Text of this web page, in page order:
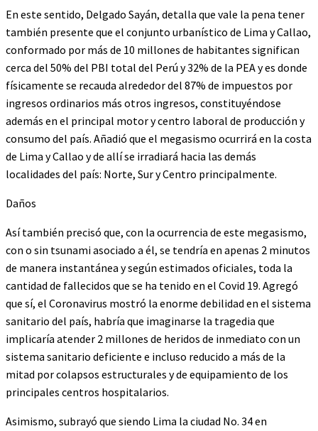
En este sentido, Delgado Sayán, detalla que vale la pena tener
también presente que el conjunto urbanístico de Lima y Callao,
conformado por más de 10 millones de habitantes significan
cerca del 50% del PBI total del Perú y 32% de la PEA y es donde
físicamente se recauda alrededor del 87% de impuestos por
ingresos ordinarios más otros ingresos, constituyéndose
además en el principal motor y centro laboral de producción y
consumo del país. Añadió que el megasismo ocurrirá en la costa
de Lima y Callao y de allí se irradiará hacia las demás
localidades del país: Norte, Sur y Centro principalmente.
Daños
Así también precisó que, con la ocurrencia de este megasismo,
con o sin tsunami asociado a él, se tendría en apenas 2 minutos
de manera instantánea y según estimados oficiales, toda la
cantidad de fallecidos que se ha tenido en el Covid 19. Agregó
que sí, el Coronavirus mostró la enorme debilidad en el sistema
sanitario del país, habría que imaginarse la tragedia que
implicaría atender 2 millones de heridos de inmediato con un
sistema sanitario deficiente e incluso reducido a más de la
mitad por colapsos estructurales y de equipamiento de los
principales centros hospitalarios.
Asimismo, subrayó que siendo Lima la ciudad No. 34 en